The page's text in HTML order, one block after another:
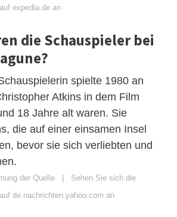
expedia.de an
die Schauspieler bei
spielte 1980 an
Atkins in dem Film
18 Jahre alt waren. Sie
die auf einer einsamen Insel
bevor sie sich verliebten und
der Quelle | Sehen Sie sich die
de.nachrichten.yahoo.com an